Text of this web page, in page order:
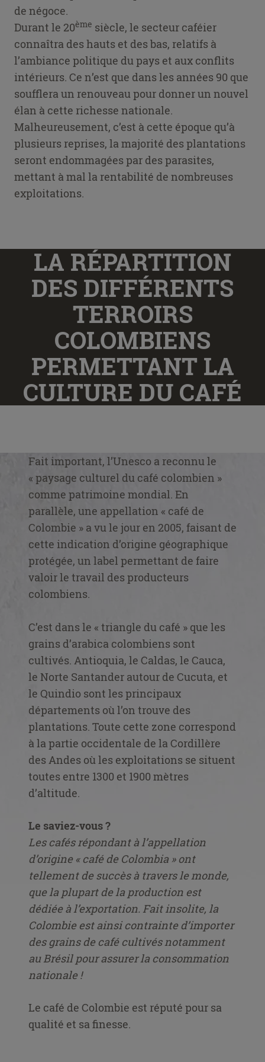
de négoce.
Durant le 20ème siècle, le secteur caféier
connaîtra des hauts et des bas, relatifs à
l’ambiance politique du pays et aux conflits
intérieurs. Ce n’est que dans les années 90 que
soufflera un renouveau pour donner un nouvel
élan à cette richesse nationale.
Malheureusement, c’est à cette époque qu’à
plusieurs reprises, la majorité des plantations
seront endommagées par des parasites,
mettant à mal la rentabilité de nombreuses
exploitations.
LA RÉPARTITION
DES DIFFÉRENTS
TERROIRS
COLOMBIENS
PERMETTANT LA
CULTURE DU CAFÉ
Fait important, l’Unesco a reconnu le
« paysage culturel du café colombien »
comme patrimoine mondial. En
parallèle, une appellation « café de
Colombie » a vu le jour en 2005, faisant de
cette indication d’origine géographique
protégée, un label permettant de faire
valoir le travail des producteurs
colombiens.
C’est dans le « triangle du café » que les
grains d’arabica colombiens sont
cultivés. Antioquia, le Caldas, le Cauca,
le Norte Santander autour de Cucuta, et
le Quindio sont les principaux
départements où l’on trouve des
plantations. Toute cette zone correspond
à la partie occidentale de la Cordillère
des Andes où les exploitations se situent
toutes entre 1300 et 1900 mètres
d’altitude.
Le saviez-vous ?
Les cafés répondant à l’appellation
d’origine « café de Colombia » ont
tellement de succès à travers le monde,
que la plupart de la production est
dédiée à l’exportation. Fait insolite, la
Colombie est ainsi contrainte d’importer
des grains de café cultivés notamment
au Brésil pour assurer la consommation
nationale !
Le café de Colombie est réputé pour sa
qualité et sa finesse.